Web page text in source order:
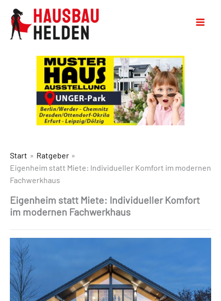
Start
Ratgeber
Eigenheim statt Miete: Individueller Komfort im modernen
Fachwerkhaus
Eigenheim statt Miete: Individueller Komfort
im modernen Fachwerkhaus